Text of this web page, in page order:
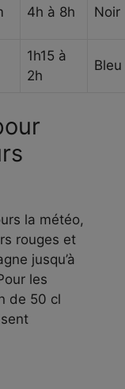
4h à 8h Noir
1h15 à
2h
Bleu
la météo,
rouges et
jusqu’à
les
de 50 cl